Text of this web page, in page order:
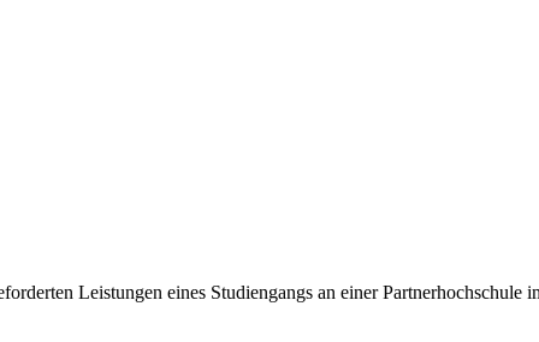
Leistungen eines Studiengangs an einer Partnerhochschule